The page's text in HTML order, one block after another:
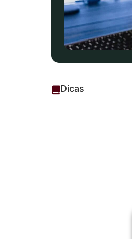
Dicas